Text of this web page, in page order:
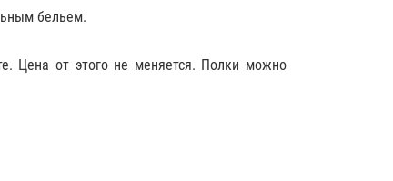
бельем.
Цена от этого не меняется. Полки можно